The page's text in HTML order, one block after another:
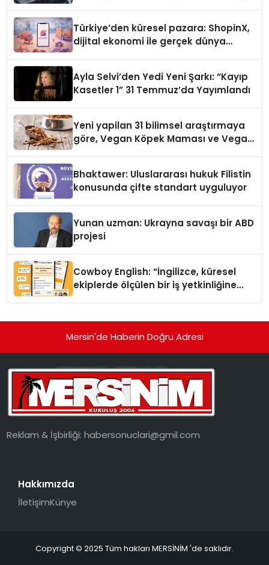
Türkiye’den küresel pazara: ShopinX,
dijital ekonomi ile gerçek dünya
Ayla Selvi’den Yedi Yeni Şarkı: “Kayıp
Kasetler 1” 31 Temmuz’da Yayımlandı
Yeni yapilan 31 bilimsel araştırmaya
göre, Vegan Köpek Maması ve Vegan
Bhaktawer: Uluslararası hukuk Filistin
konusunda çifte standart uyguluyor
Yunan uzman: Ukrayna savaşı bir ABD
projesi
Cowboy English: “İngilizce, küresel
ekiplerde ölçülen bir iş yetkinliğine
Mersin'de Haberin Doğru Adresi
Reklam & İşbirliği:habersonuclari@gmil.com
Hakkımızda
İletişimKünye
Copyright © 2025 Tüm hakları MERSİNİM 'de saklıdır.